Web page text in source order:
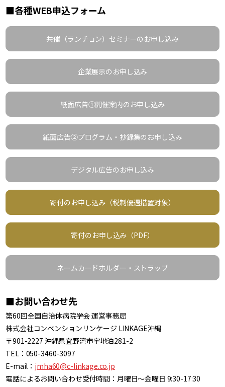
■各種WEB申込フォーム
共催（ランチョン）セミナーのお申し込み
企業展示のお申し込み
紙面広告①開催案内のお申し込み
紙面広告②プログラム・抄録集のお申し込み
デジタル広告のお申し込み
寄付のお申し込み（税制優遇措置対象）
寄付のお申し込み（PDF）
ネームカードホルダー・ストラップ
■お問い合わせ先
第60回全国自治体病院学会 運営事務局
株式会社コンベンションリンケージ LINKAGE沖縄
〒901-2227 沖縄県宜野湾市宇地泊281-2
TEL：050-3460-3097
E-mail： jmha60@c-linkage.co.jp
電話によるお問い合わせ受付時間：月曜日～金曜日 9:30-17:30